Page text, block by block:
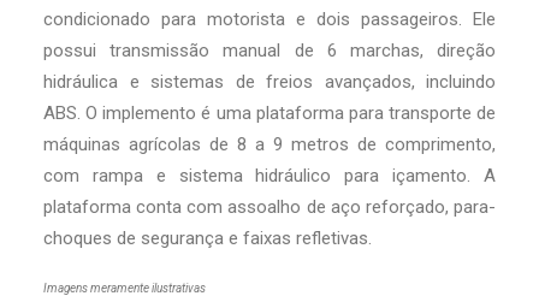
condicionado para motorista e dois passageiros. Ele
possui transmissão manual de 6 marchas, direção
hidráulica e sistemas de freios avançados, incluindo
ABS. O implemento é uma plataforma para transporte de
máquinas agrícolas de 8 a 9 metros de comprimento,
com rampa e sistema hidráulico para içamento. A
plataforma conta com assoalho de aço reforçado, para-
choques de segurança e faixas refletivas.
Imagens meramente ilustrativas